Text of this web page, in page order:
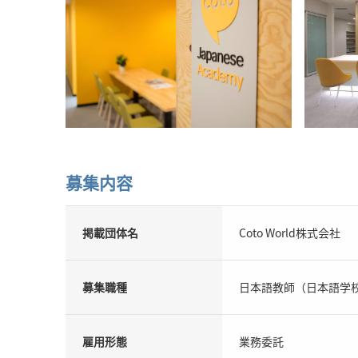
募集内容
掲載団体名 Coto World株式会社
募集職種 日本語教師（日本語学
雇用形態 業務委託